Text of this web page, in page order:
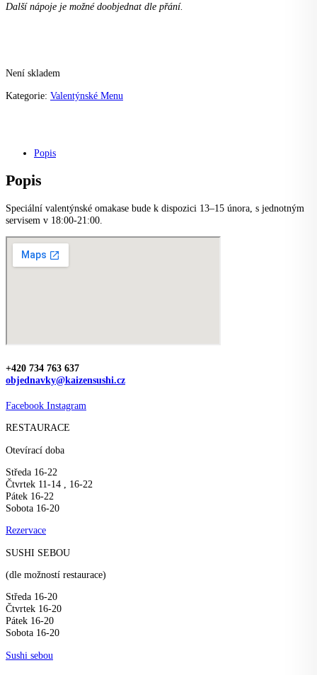
Další nápoje je možné doobjednat dle přání.
Není skladem
Kategorie: Valentýnské Menu
Popis
Popis
Speciální valentýnské omakase bude k dispozici 13–15 února, s jednotným
servisem v 18:00-21:00.
+420 734 763 637
objednavky@kaizensushi.cz
Facebook Instagram
RESTAURACE
Otevírací doba
Středa 16-22
Čtvrtek 11-14 , 16-22
Pátek 16-22
Sobota 16-20
Rezervace
SUSHI SEBOU
(dle možností restaurace)
Středa 16-20
Čtvrtek 16-20
Pátek 16-20
Sobota 16-20
Sushi sebou